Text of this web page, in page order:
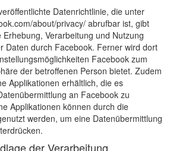
Datenrichtlinie, die unter
about/privacy/ abrufbar ist, gibt
Verarbeitung und Nutzung
Daten durch Facebook. Ferner wird dort
Facebook zum
der betroffenen Person bietet. Zudem
Applikationen erhältlich, die es
an Facebook zu
Applikationen können durch die
werden, um eine Datenübermittlung
der Verarbeitung